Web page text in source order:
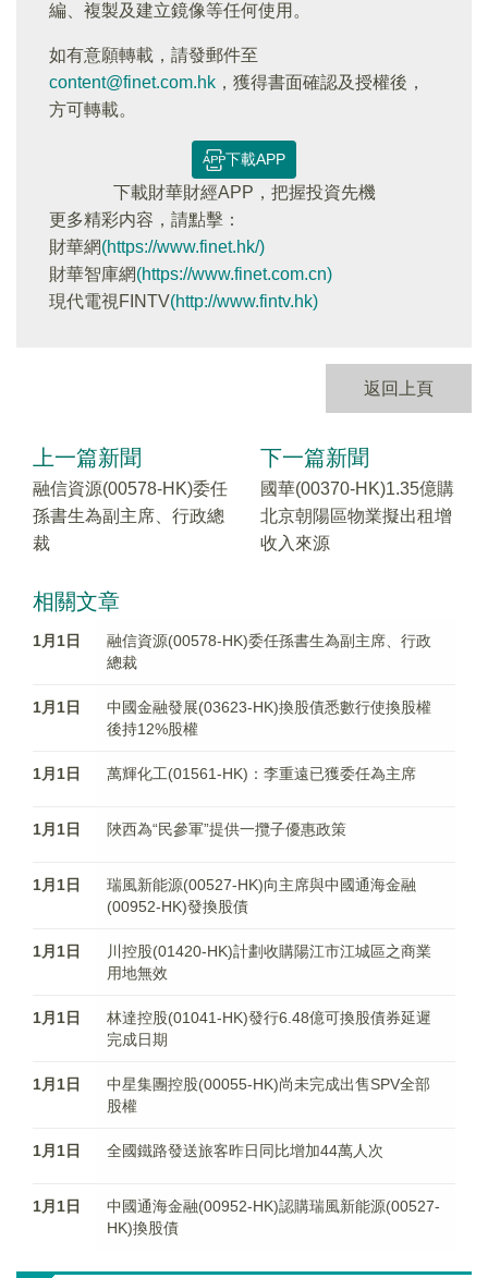
編、複製及建立鏡像等任何使用。
如有意願轉載，請發郵件至
content@finet.com.hk ，獲得書面確認及授權後，
方可轉載。
下載APP
下載財華財經APP，把握投資先機
更多精彩内容，請點擊：
財華網(https://www.finet.hk/)
財華智庫網(https://www.finet.com.cn)
現代電視FINTV(http://www.fintv.hk)
返回上頁
上一篇新聞
融信資源(00578-HK)委任
孫書生為副主席、行政總
裁
下一篇新聞
國華(00370-HK)1.35億購
北京朝陽區物業擬出租增
收入來源
相關文章
1月1日
融信資源(00578-HK)委任孫書生為副主席、行政
總裁
1月1日
中國金融發展(03623-HK)換股債悉數行使換股權
後持12%股權
1月1日 萬輝化工(01561-HK)：李重遠已獲委任為主席
1月1日 陜西為“民參軍”提供一攬子優惠政策
1月1日
瑞風新能源(00527-HK)向主席與中國通海金融
(00952-HK)發換股債
1月1日
川控股(01420-HK)計劃收購陽江市江城區之商業
用地無效
1月1日
林達控股(01041-HK)發行6.48億可換股債券延遲
完成日期
1月1日
中星集團控股(00055-HK)尚未完成出售SPV全部
股權
1月1日 全國鐵路發送旅客昨日同比增加44萬人次
1月1日
中國通海金融(00952-HK)認購瑞風新能源(00527-
HK)換股債